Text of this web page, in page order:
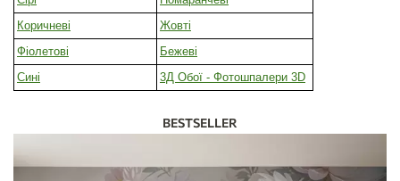
Коричневі
Жовті
Фіолетові
Бежеві
Сині
3Д Обої - Фотошпалери 3D
BESTSELLER